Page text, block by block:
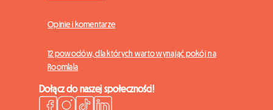
Opinie i komentarze
12 powodów, dla których warto wynająć pokój na
Roomlala
Dołącz do naszej społeczności!